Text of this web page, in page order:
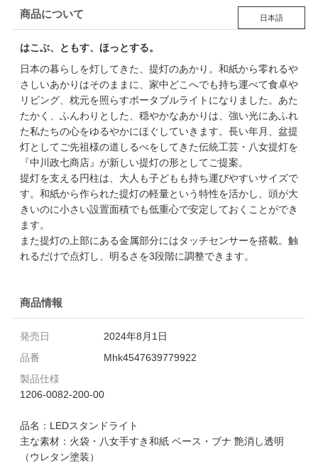
商品について 日本語
はこぶ、ともす、ほっとする。
日本の暮らしを灯してきた、提灯のあかり。和紙から零れるや
さしいあかりはそのままに、家中どこへでも持ち運べて食卓や
リビング、枕元を照らすポータブルライトになりました。あた
たかく、ふんわりとした、穏やかなあかりは、強い光にあふれ
た私たちの心をゆるやかにほぐしていきます。長い年月、盆提
灯としてご先祖様の道しるべをしてきた伝統工芸・八女提灯を
『中川政七商店』が新しい提灯の形としてご提案。
提灯を支える円柱は、大人も子どもも持ち運びやすいサイズで
す。和紙から作られた提灯の軽量という特性を活かし、頭が大
きいのに小さい設置面積でも低重心で安定しておくことができ
ます。
また提灯の上部にある金属部分にはタッチセンサーを搭載。触
れるだけで点灯し、明るさを3段階に調整できます。
商品情報
発売日
2024年8月1日
品番
Mhk4547639779922
製品仕様
1206-0082-200-00
品名：LEDスタンドライト
主な素材：火袋・八女手すき和紙 ベース・ブナ 艶消し透明
（ウレタン塗装）